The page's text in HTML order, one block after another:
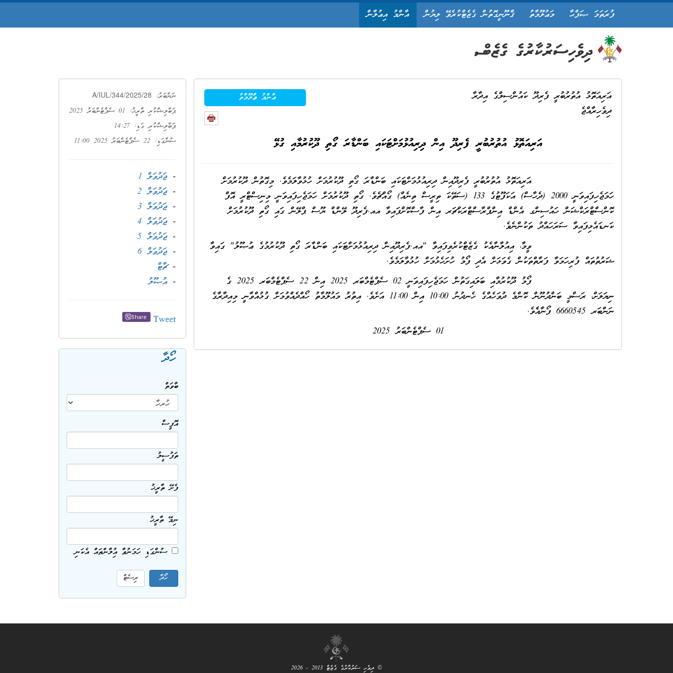
ފުރަތަމަ ޞަފްޙާ މަޢުލޫމާތު ޤާނޫނީގޮތުން ގެޒެޓްކުރެވޭ ލިޔުން އާންމު އިޢުލާން
ޢާންމު މަޢުލޫމާތު
އަރިއަތޮޅު އުތުރުބުރީ ފެރިދޫ ކައުންސިލްގެ އިދާރާ
ދިވެހިރާއްޖެ
އަރިއަތޮޅު އުތުރުބުރީ ފެރިދޫ އިން ދިރިއުޅުމަށްޓަކައި ބަންޑާރަ ގޯތި ދޫކުރުމާއި ގުޅޭ
އަރިއަތޮޅު އުތުރުބުރީ ފެރިދޫއިން ދިރިއުޅުމަށްޓަކައި ބަންޑާރަ ގޯތި ދޫކުރުމަށް ހުޅުވާލަމެވެ. މިގޮތުން ދޫކުރުމަށް
ހަމަޖެހިފައިވަނީ 2000 (ދެހާސް) އަކަފޫޓުގެ 133 (ސަތޭކަ ތިރީސް ތިނެއް) ގޯއްޗެވެ. ގޯތި ދޫކުރުމަށް ހަމަޖެހިފައިވަނީ މިނިސްޓްރީ އޮފް
ކޮންސްޓްރަކްޝަން ހައުސިންގ އެންޑް އިންފްރާސްޓްރަކްޗަރ އިން ފާސްކޮށްފައިވާ އއ.ފެރިދޫ ލޭންޑް ޔޫސް ޕްލޭން ގައި ގޯތި ދޫކުރުމަށް
ކަނޑައެޅިފައިވާ ސަރަހައްދު ތަކުންނެވެ.
ވީމާ، އިއުލާނާއެކު ގެޒެޓްކުރެވިފައިވާ "އއ.ފެރިދޫއިން ދިރިއުޅުމަށްޓަކައި ބަންޑާރަ ގޯތި ދޫކުރުމުގެ ޢުޞޫލު" ގައިވާ
ޝަރުތުތައް ފުރިހަމަވާ ފަރާތްތަކުން ގެވަޅަށް އެދި ފޯމު ހުށަހެޅުމަށް ހުޅުވާލަމެވެ.
ފޯމު ދޫކުރުމާއި ބަލައިގަތުން ހަމަޖެހިފައިވަނީ 02 ސެޕްޓެމްބަރ 2025 އިން 22 ސެޕްޓެމްބަރ 2025 ގެ
ނިޔަލަށް، ރަސްމީ ބަންދުނޫން ކޮންމެ ދުވަހެއްގެ ހެނދުނު 10:00 އިން 11:00 އަށެވެ. އިތުރު މައުލޫމާތު ހޯއްދެއްވުމަށް ގުޅުއްވާނީ މިއިދާރާގެ
ނަންބަރ 6660545 ފޯނާއެެވެ.
01 ސެޕްޓެންބަރު 2025
ނަންބަރު: A/IUL/344/2025/28
ޕަބްލިޝްކުރި ތާރީޚު: 01 ސެޕްޓެންބަރު 2025
ޕަބްލިޝްކުރި ގަޑި: 14:27
ސުންގަޑި: 22 ސެޕްޓެންބަރު 2025 11:00
- ޖަދުވަލް 1
- ޖަދުވަލް 2
- ޖަދުވަލް 3
- ޖަދުވަލް 4
- ޖަދުވަލް 5
- ޖަދުވަލް 6
-ޗާޓް
- އުޞޫލު
Tweet
Share
ހޯދާ
ބާވަތް
އޮފީސް
ތަފުސީލު
ފެށޭ ތާރީޚު
ނިމޭ ތާރީޚު
ސުންގަޑި ހަމަނުވާ އިޢުލާންތައް އެކަނި
© ދިވެހި ސަރުކާރުގެ ގެޒެޓް 2013 - 2026